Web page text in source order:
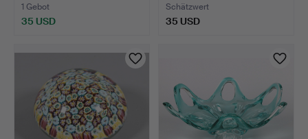
1 Gebot
35 USD
Schätzwert
35 USD